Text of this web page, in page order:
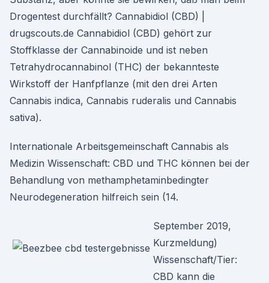
Drogentest durchfällt? Cannabidiol (CBD) |
drugscouts.de Cannabidiol (CBD) gehört zur
Stoffklasse der Cannabinoide und ist neben
Tetrahydrocannabinol (THC) der bekannteste
Wirkstoff der Hanfpflanze (mit den drei Arten
Cannabis indica, Cannabis ruderalis und Cannabis
sativa).
Internationale Arbeitsgemeinschaft Cannabis als
Medizin Wissenschaft: CBD und THC können bei der
Behandlung von methamphetaminbedingter
Neurodegeneration hilfreich sein (14.
September 2019,
Kurzmeldung)
Wissenschaft/Tier:
CBD kann die